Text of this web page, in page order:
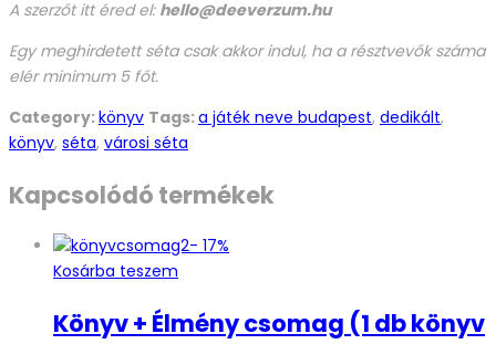
A szerzőt itt éred el: hello@deeverzum.hu
Egy meghirdetett séta csak akkor indul, ha a résztvevők száma
elér minimum 5 főt.
Category:könyv Tags:a játék neve budapest, dedikált,
könyv, séta, városi séta
Kapcsolódó termékek
- 17%
Kosárba teszem
Könyv + Élmény csomag (1 db könyv